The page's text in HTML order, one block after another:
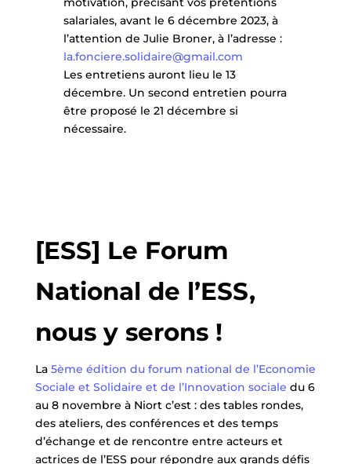
salariales, avant le 6 décembre 2023, à
l’attention de Julie Broner, à l’adresse :
la.fonciere.solidaire@gmail.com
Les entretiens auront lieu le 13
décembre. Un second entretien pourra
être proposé le 21 décembre si
nécessaire.
[ESS] Le Forum
National de l’ESS,
nous y serons !
La 5ème édition du forum national de l’Economie
Sociale et Solidaire et de l’Innovation sociale du 6
au 8 novembre à Niort c’est : des tables rondes,
des ateliers, des conférences et des temps
d’échange et de rencontre entre acteurs et
actrices de l’ESS pour répondre aux grands défis